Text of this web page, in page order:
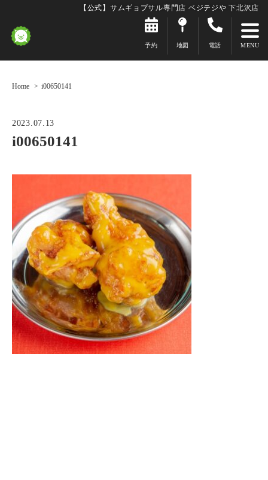
【公式】サムギョプサル専門店 ベジテジや 下北沢店
予約 地図 電話
Home i00650141
2023.07.13
i00650141